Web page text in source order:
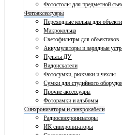
Фотостолы для предметной
Фотоаксессуары
Переходные кольца для
Макрокольца
Светофильтры для объективов
Аккумуляторы и зарядные
Пульты ДУ
Видоискатели
Фотосумки, рюкзаки и чехлы
Сумки для студийного
Прочие аксессуары
Фоторамки и альбомы
Синхронизаторы и синхрокабели
Радиосинхронизаторы
ИК синхронизаторы